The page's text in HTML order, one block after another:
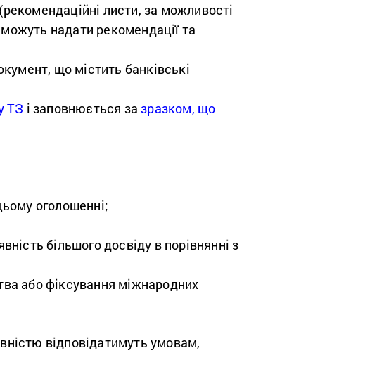
листи, за можливості
можуть надати рекомендації та
що містить банківські
ТЗ і заповнюється зазразком, що
оголошенні;
більшого досвіду в порівнянні з
або фіксування міжнародних
відповідатимуть умовам,